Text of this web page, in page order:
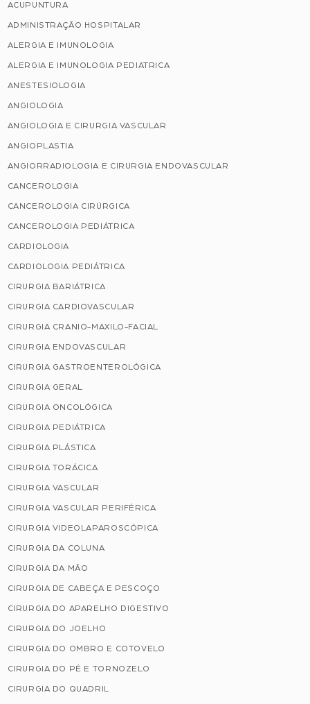
ACUPUNTURA
ADMINISTRAÇÃO HOSPITALAR
ALERGIA E IMUNOLOGIA
ALERGIA E IMUNOLOGIA PEDIATRICA
ANESTESIOLOGIA
ANGIOLOGIA
ANGIOLOGIA E CIRURGIA VASCULAR
ANGIOPLASTIA
ANGIORRADIOLOGIA E CIRURGIA ENDOVASCULAR
CANCEROLOGIA
CANCEROLOGIA CIRÚRGICA
CANCEROLOGIA PEDIÁTRICA
CARDIOLOGIA
CARDIOLOGIA PEDIÁTRICA
CIRURGIA BARIÁTRICA
CIRURGIA CARDIOVASCULAR
CIRURGIA CRANIO-MAXILO-FACIAL
CIRURGIA ENDOVASCULAR
CIRURGIA GASTROENTEROLÓGICA
CIRURGIA GERAL
CIRURGIA ONCOLÓGICA
CIRURGIA PEDIÁTRICA
CIRURGIA PLÁSTICA
CIRURGIA TORÁCICA
CIRURGIA VASCULAR
CIRURGIA VASCULAR PERIFÉRICA
CIRURGIA VIDEOLAPAROSCÓPICA
CIRURGIA DA COLUNA
CIRURGIA DA MÃO
CIRURGIA DE CABEÇA E PESCOÇO
CIRURGIA DO APARELHO DIGESTIVO
CIRURGIA DO JOELHO
CIRURGIA DO OMBRO E COTOVELO
CIRURGIA DO PÉ E TORNOZELO
CIRURGIA DO QUADRIL